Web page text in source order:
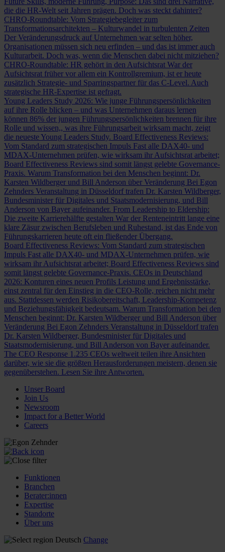
die die HR-Welt seit Jahren prägen. Doch was steckt dahinter?
CHRO-Roundtable: Vom Strategiebegleiter zum
Transformationsarchitekten – Kulturwandel in turbulenten Zeiten
Der Veränderungsdruck auf Unternehmen war selten höher,
Organisationen müssen sich neu erfinden – und das ist immer auch
Kulturarbeit. Doch was, wenn die Menschen dabei nicht mitziehen?
CHRO-Roundtable: HR gehört in den Aufsichtsrat War der
Aufsichtsrat früher vor allem ein Kontrollgremium, ist er heute
zusätzlich Strategie- und Sparringspartner für das C-Level. Auch
strategische HR-Expertise ist gefragt.
Young Leaders Study 2026: Wie junge Führungspersönlichkeiten
auf ihre Rolle blicken – und was Unternehmen daraus lernen
können 86% der jungen Führungspersönlichkeiten brennen für ihre
Rolle und wissen,, was ihre Führungsarbeit wirksam macht, zeigt
die neueste Young Leaders Study. Board Effectiveness Reviews:
Vom Standard zum strategischen Impuls Fast alle DAX40- und
MDAX-Unternehmen prüfen, wie wirksam ihr Aufsichtsrat arbeitet;
Board Effectiveness Reviews sind somit längst gelebte Governance-
Praxis. Warum Transformation bei den Menschen beginnt: Dr.
Karsten Wildberger und Bill Anderson über Veränderung Bei Egon
Zehnders Veranstaltung in Düsseldorf trafen Dr. Karsten Wildberger,
Bundesminister für Digitales und Staatsmodernisierung, und Bill
Anderson von Bayer aufeinander. From Leadership to Eldership:
Die zweite Karrierehälfte gestalten War der Renteneintritt lange eine
klare Zäsur zwischen Berufsleben und Ruhestand, ist das Ende von
Führungskarrieren heute oft ein fließender Übergang.
Board Effectiveness Reviews: Vom Standard zum strategischen
Impuls Fast alle DAX40- und MDAX-Unternehmen prüfen, wie
wirksam ihr Aufsichtsrat arbeitet; Board Effectiveness Reviews sind
somit längst gelebte Governance-Praxis. CEOs in Deutschland
2026: Konturen eines neuen Profils Leistung und Ergebnisstärke,
einst zentral für den Einstieg in die CEO-Rolle, reichen nicht mehr
aus. Stattdessen werden Risikobereitschaft, Leadership-Kompetenz
und Beziehungsfähigkeit bedeutsam. Warum Transformation bei den
Menschen beginnt: Dr. Karsten Wildberger und Bill Anderson über
Veränderung Bei Egon Zehnders Veranstaltung in Düsseldorf trafen
Dr. Karsten Wildberger, Bundesminister für Digitales und
Staatsmodernisierung, und Bill Anderson von Bayer aufeinander.
The CEO Response 1.235 CEOs weltweit teilen ihre Ansichten
darüber, wie sie die größten Herausforderungen meistern, denen sie
gegenüberstehen. Lesen Sie ihre Antworten.
Unser Board
Join Us
Newsroom
Impact for a Better World
Careers
Funktionen
Branchen
Berater:innen
Expertise
Standorte
Über uns
Deutsch Change